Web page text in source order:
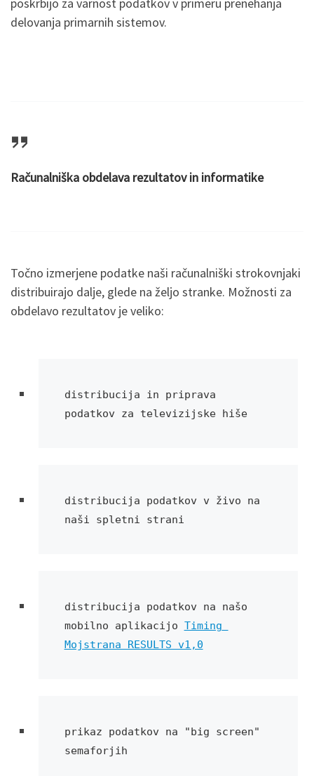
delovanja primarnih sistemov.
Računalniška obdelava rezultatov in informatike
Točno izmerjene podatke naši računalniški strokovnjaki
distribuirajo dalje, glede na željo stranke. Možnosti za
obdelavo rezultatov je veliko:
distribucija in priprava
podatkov za televizijske hiše
distribucija podatkov v živo na
naši spletni strani
distribucija podatkov na našo
mobilno aplikacijo Timing
Mojstrana RESULTS v1,0
prikaz podatkov na "big screen"
semaforjih